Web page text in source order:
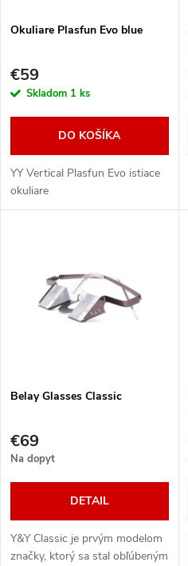
e
p
r
o
d
v
s
p
r
d
u
v
Okuliare Plasfun Evo blue
€59
Skladom 1 ks
DO KOŠÍKA
YY Vertical Plasfun Evo istiace
okuliare
Belay Glasses Classic
€69
Na dopyt
DETAIL
Y&Y Classic je prvým modelom
značky, ktorý sa stal obľúbeným